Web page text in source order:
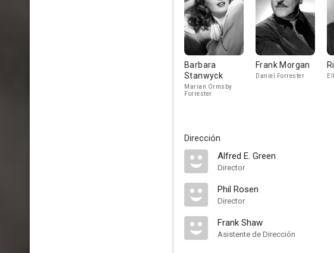
Barbara
Stanwyck
Marian Ormsby
Forrester
Frank Morgan
Daniel Forrester
Dirección
Alfred E. Green
Director
Phil Rosen
Director
Frank Shaw
Asistente de Dirección